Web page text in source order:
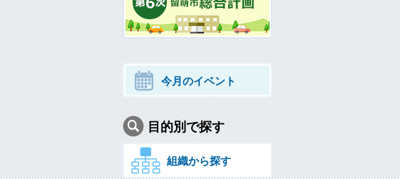
今月のイベント
目的別で探す
組織から探す